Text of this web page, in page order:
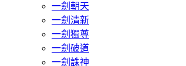
一劍朝天
一劍清新
一劍獨尊
一劍破道
一劍誅神